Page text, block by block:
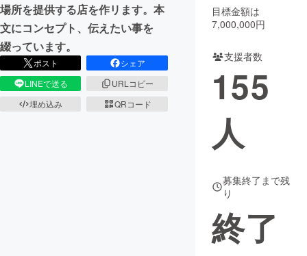
CAMPFIRE for Social Good
CAMPFIRE Creation
CAMPFIREふるさと納税
コミュニティ
場所を提供する店を作リます。本
文にコンセプト、伝えたい事を
綴っています。
ポスト
シェア
LINEで送る
URLコピー
埋め込み
QRコード
目標金額は
7,000,000円
支援者数
155
人
募集終了まで残
り
終了